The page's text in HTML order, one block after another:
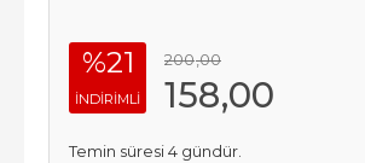
%21
INDIRIMLI
200,00
158,00
Temin süresi 4 gündür.